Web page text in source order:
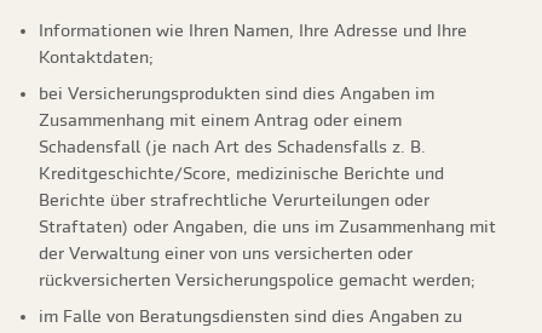
Informationen wie Ihren Namen, Ihre Adresse und Ihre
Kontaktdaten;
bei Versicherungsprodukten sind dies Angaben im
Zusammenhang mit einem Antrag oder einem
Schadensfall (je nach Art des Schadensfalls z. B.
Kreditgeschichte/Score, medizinische Berichte und
Berichte über strafrechtliche Verurteilungen oder
Straftaten) oder Angaben, die uns im Zusammenhang mit
der Verwaltung einer von uns versicherten oder
rückversicherten Versicherungspolice gemacht werden;
im Falle von Beratungsdiensten sind dies Angaben zu